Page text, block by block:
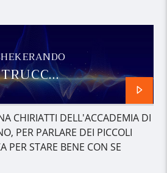
TRUCCHI
DI
CHIRIATTI DELL'ACCADEMIA DI
PER PARLARE DEI PICCOLI
PER STARE BENE CON SE